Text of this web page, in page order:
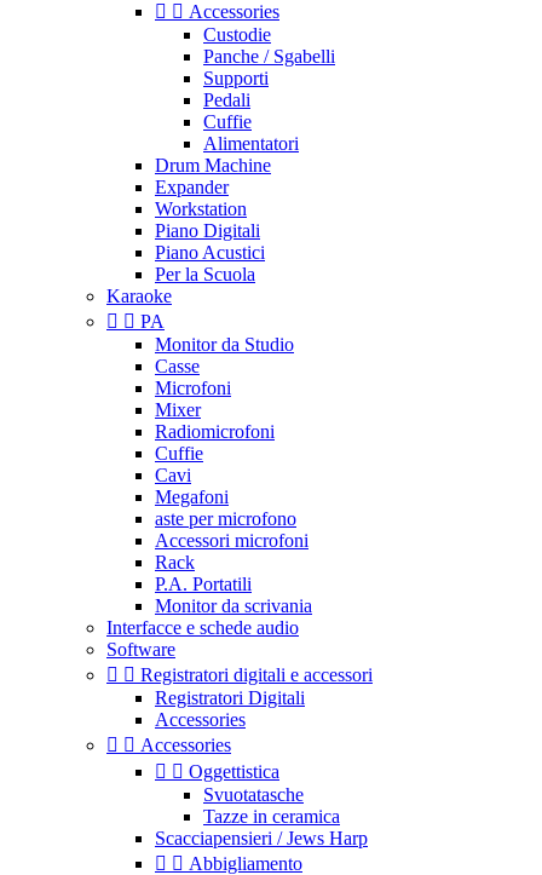
  Accessories
Custodie
Panche / Sgabelli
Supporti
Pedali
Cuffie
Alimentatori
Drum Machine
Expander
Workstation
Piano Digitali
Piano Acustici
Per la Scuola
Karaoke
  PA
Monitor da Studio
Casse
Microfoni
Mixer
Radiomicrofoni
Cuffie
Cavi
Megafoni
aste per microfono
Accessori microfoni
Rack
P.A. Portatili
Monitor da scrivania
Interfacce e schede audio
Software
  Registratori digitali e accessori
Registratori Digitali
Accessories
  Accessories
  Oggettistica
Svuotatasche
Tazze in ceramica
Scacciapensieri / Jews Harp
  Abbigliamento